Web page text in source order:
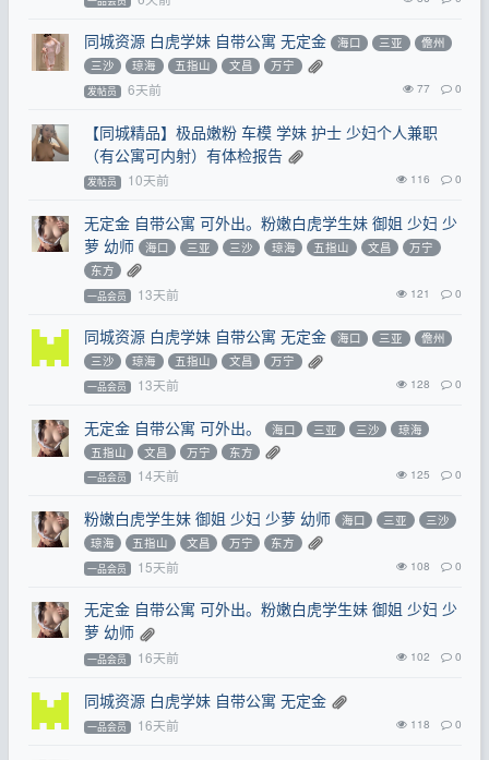
同城资源 白虎学妹 自带公寓 无定金 海口 三亚
儋州
三沙
琼海 五指山 文昌 万宁
发帖员 6天前 77 0
【同城精品】极品嫩粉 车模 学妹 护士 少妇个人兼职
（有公寓可内射）有体检报告
发帖员 10天前 116 0
无定金 自带公寓 可外出。粉嫩白虎学生妹 御姐 少妇 少
萝 幼师
海口 三亚 三沙 琼海 五指山 文昌
万宁
东方
一品会员 13天前 121 0
同城资源 白虎学妹 自带公寓 无定金 海口 三亚
儋州
三沙
琼海 五指山 文昌 万宁
一品会员 13天前 128 0
无定金 自带公寓 可外出。 海口 三亚 三沙
琼海
五指山
文昌 万宁 东方
一品会员 14天前 125 0
粉嫩白虎学生妹 御姐 少妇 少萝 幼师 海口 三亚
三沙
琼海
五指山 文昌 万宁 东方
一品会员 15天前 108 0
无定金 自带公寓 可外出。粉嫩白虎学生妹 御姐 少妇 少
萝 幼师
一品会员 16天前 102 0
同城资源 白虎学妹 自带公寓 无定金
一品会员 16天前 118 0